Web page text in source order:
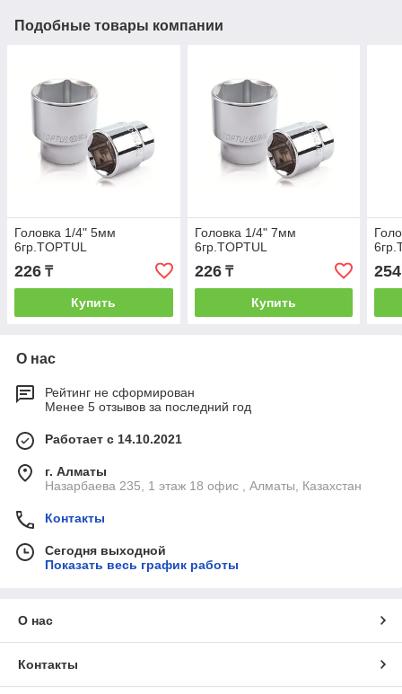
Подобные товары компании
Головка 1/4" 5мм
6гр.TOPTUL
226 ₸
Купить
Головка 1/4" 7мм
6гр.TOPTUL
226₸
Купить
254
О нас
Рейтинг не сформирован
Менее 5 отзывов за последний год
Работает с 14.10.2021
г. Алматы
Назарбаева 235, 1 этаж 18 офис , Алматы, Казахстан
Контакты
Сегодня выходной
Показать весь график работы
О нас
Контакты